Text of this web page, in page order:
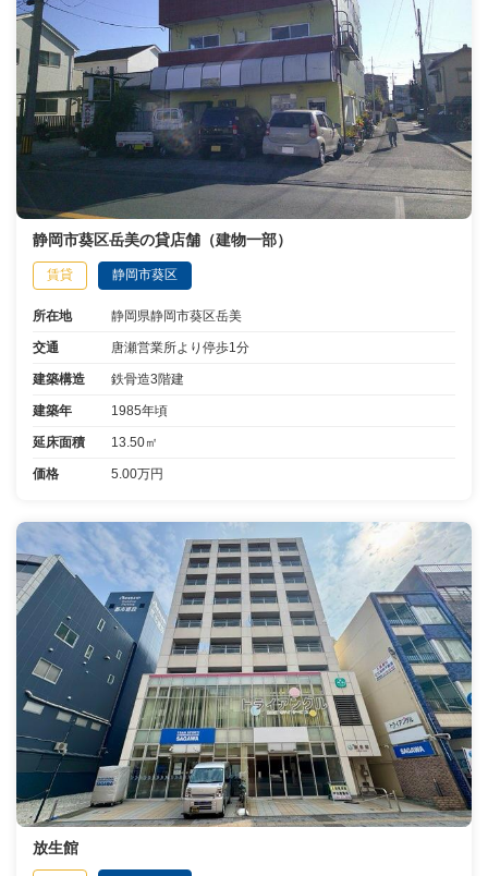
静岡市葵区岳美の貸店舗（建物一部）
賃貸 静岡市葵区
所在地 静岡県静岡市葵区岳美
交通 唐瀬営業所より停歩1分
建築構造 鉄骨造3階建
建築年 1985年頃
延床面積 13.50㎡
価格 5.00万円
放生館